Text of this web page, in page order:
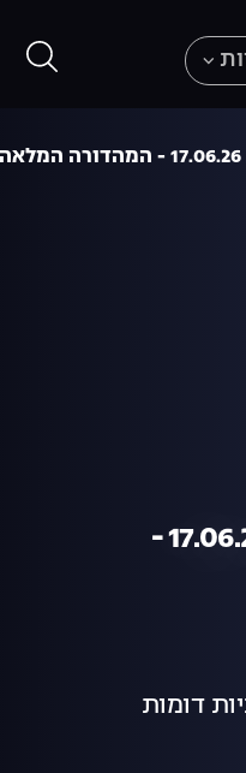
המהדורה המרכזית 17.06.26 -
דומות